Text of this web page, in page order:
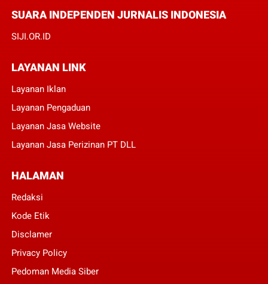
SUARA INDEPENDEN JURNALIS INDONESIA
SIJI.OR.ID
LAYANAN LINK
Layanan Iklan
Layanan Pengaduan
Layanan Jasa Website
Layanan Jasa Perizinan PT DLL
HALAMAN
Redaksi
Kode Etik
Disclamer
Privacy Policy
Pedoman Media Siber